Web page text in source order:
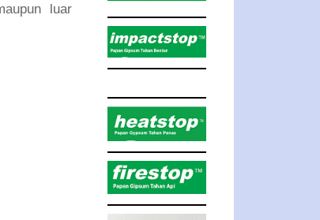
luar